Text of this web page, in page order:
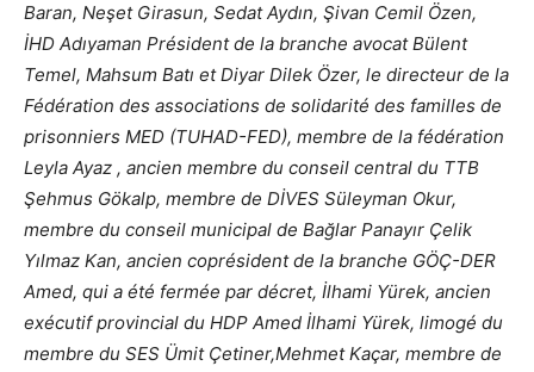
Baran, Neşet Girasun, Sedat Aydın, Şivan Cemil Özen,
İHD Adıyaman Président de la branche avocat Bülent
Temel, Mahsum Batı et Diyar Dilek Özer, le directeur de la
Fédération des associations de solidarité des familles de
prisonniers MED (TUHAD-FED), membre de la fédération
Leyla Ayaz , ancien membre du conseil central du TTB
Şehmus Gökalp, membre de DİVES Süleyman Okur,
membre du conseil municipal de Bağlar Panayır Çelik
Yılmaz Kan, ancien coprésident de la branche GÖÇ-DER
Amed, qui a été fermée par décret, İlhami Yürek, ancien
exécutif provincial du HDP Amed İlhami Yürek, limogé du
membre du SES Ümit Çetiner,Mehmet Kaçar, membre de